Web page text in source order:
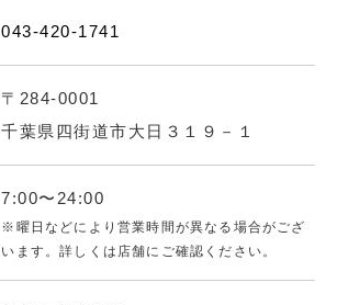
043-420-1741
〒284-0001
千葉県四街道市大日３１９－１
7:00〜24:00
※曜日などにより営業時間が異なる場合がござ
います。詳しくは店舗にご確認ください。